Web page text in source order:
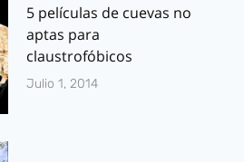
5 películas de cuevas no
aptas para
claustrofóbicos
Julio 1, 2014